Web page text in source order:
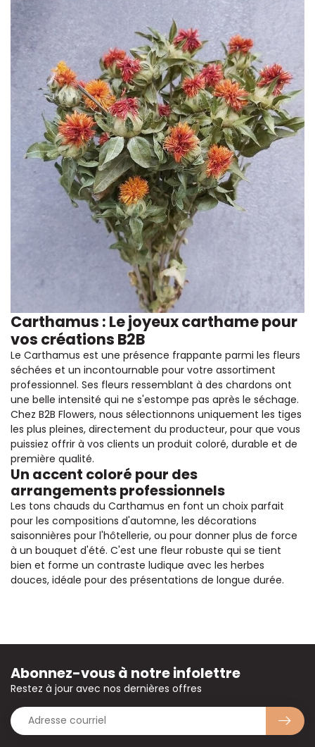
Carthamus : Le joyeux carthame pour
vos créations B2B
Le Carthamus est une présence frappante parmi les fleurs
séchées et un incontournable pour votre assortiment
professionnel. Ses fleurs ressemblant à des chardons ont
une belle intensité qui ne s'estompe pas après le séchage.
Chez B2B Flowers, nous sélectionnons uniquement les tiges
les plus pleines, directement du producteur, pour que vous
puissiez offrir à vos clients un produit coloré, durable et de
première qualité.
Un accent coloré pour des
arrangements professionnels
Les tons chauds du Carthamus en font un choix parfait
pour les compositions d'automne, les décorations
saisonnières pour l'hôtellerie, ou pour donner plus de force
à un bouquet d'été. C'est une fleur robuste qui se tient
bien et forme un contraste ludique avec les herbes
douces, idéale pour des présentations de longue durée.
Abonnez-vous à notre infolettre
Restez à jour avec nos dernières offres